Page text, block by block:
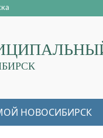
НОВОСИБИРСК